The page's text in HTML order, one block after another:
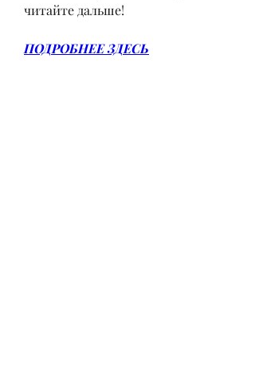
читайте дальше!
ПОДРОБНЕЕ ЗДЕСЬ